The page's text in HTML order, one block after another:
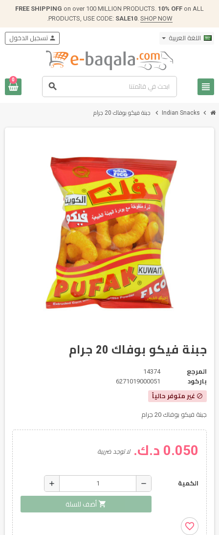
FREE SHIPPING on over 100 MILLION PRODUCTS. 10% OFF on ALL
PRODUCTS, USE CODE: SALE10. SHOP NOW
.
اللغة العربية
view_headline
search
person تسجيل الدخول
0
chevron_right
Indian Snacks
chevron_right جبنة فيكو بوفاك 20 جرام
جبنة فيكو بوفاك 20 جرام
المرجع
14374
باركود
6271019000051
block غير متوفر حالياً
جبنة فيكو بوفاك 20 جرام
0.050 د.ك. لا توجد ضريبة
الكمية remove
add
shopping_cart أضف للسلة
favorite_border